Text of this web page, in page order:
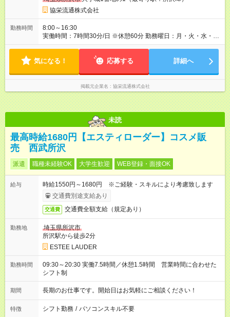
協栄流通株式会社
勤務時間
8:00～16:30
実働時間：7時間30分/日 ※休憩60分 勤務曜日：月・火・水・
金・日 ※週4日からOK
気になる！ 応募する 詳細へ
掲載元企業名 協栄流通株式会社
未読
最高時給1680円【エスティローダー】コスメ販
売 西武所沢
派遣 職種未経験OK 大学生歓迎 WEB登録・面接OK
給与
時給1550円～1680円 ※ご経験・スキルにより考慮致します
交通費別途支給あり
交通費 交通費全額支給（規定あり）
勤務地
埼玉県所沢市
所沢駅から徒歩2分
ESTEE LAUDER
勤務時間
09:30～20:30 実働7.5時間／休憩1.5時間 営業時間に合わせた
シフト制
期間 長期のお仕事です。開始日はお気軽にご相談ください！
特徴 シフト勤務 / パソコンスキル不要